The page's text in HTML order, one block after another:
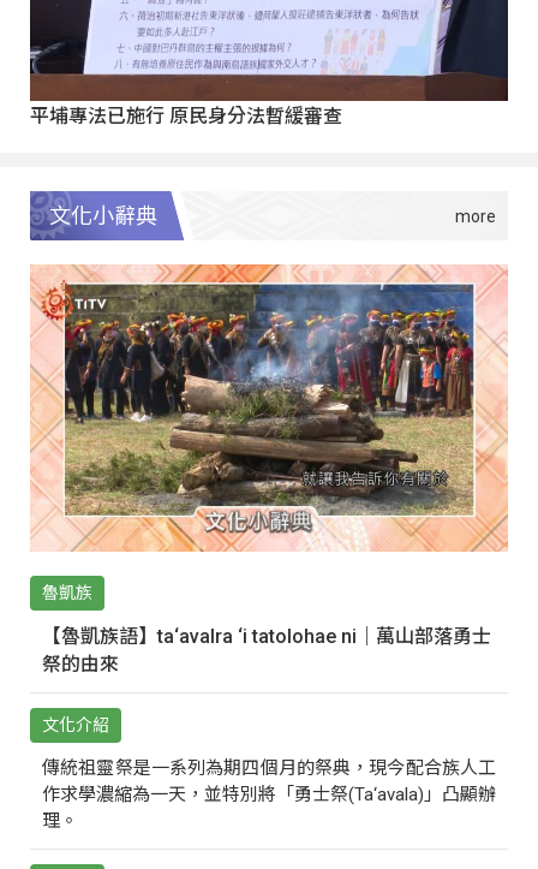
平埔專法已施行 原民身分法暫緩審查
文化小辭典
魯凱族
【魯凱族語】ta‘avalra ‘i tatolohae ni｜萬山部落勇士
祭的由來
文化介紹
傳統祖靈祭是一系列為期四個月的祭典，現今配合族人工
作求學濃縮為一天，並特別將「勇士祭(Ta‘avala)」凸顯辦
理。